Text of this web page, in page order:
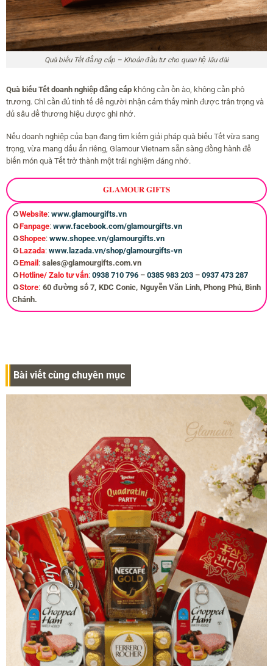
Quà biếu Tết đẳng cấp – Khoản đầu tư cho quan hệ lâu dài
Quà biếu Tết doanh nghiệp đẳng cấpkhông cần ồn ào, không cần phô
trương. Chỉ cần đủ tinh tế để người nhận cảm thấy mình được trân trọng và
đủ sâu để thương hiệu được ghi nhớ.
Nếu doanh nghiệp của bạn đang tìm kiếm giải pháp quà biếu Tết vừa sang
trọng, vừa mang dấu ấn riêng, Glamour Vietnam sẵn sàng đồng hành để
biến món quà Tết trở thành một trải nghiệm đáng nhớ.
𝐆𝐋𝐀𝐌𝐎𝐔𝐑 𝐆𝐈𝐅𝐓𝐒
♻️Website: www.glamourgifts.vn
♻️Fanpage: www.facebook.com/glamourgifts.vn
♻️Shopee: www.shopee.vn/glamourgifts.vn
♻️Lazada: www.lazada.vn/shop/glamourgifts-vn
♻️Email : sales@glamourgifts.com.vn
♻️Hotline/ Zalo tư vấn: 0938 710 796– 0385 983 203– 0937 473 287
♻️Store: 60 đường số 7, KDC Conic, Nguyễn Văn Linh, Phong Phú, Bình
Chánh.
Bài viết cùng chuyên mục